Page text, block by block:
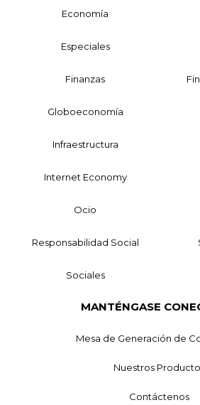
Economía
Especiales
Finanzas
Globoeconomía
Infraestructura
Internet Economy
Ocio
Responsabilidad Social
Sociales
MANTÉNGASE
Mesa de Generación de
Nuestros
Contáctenos